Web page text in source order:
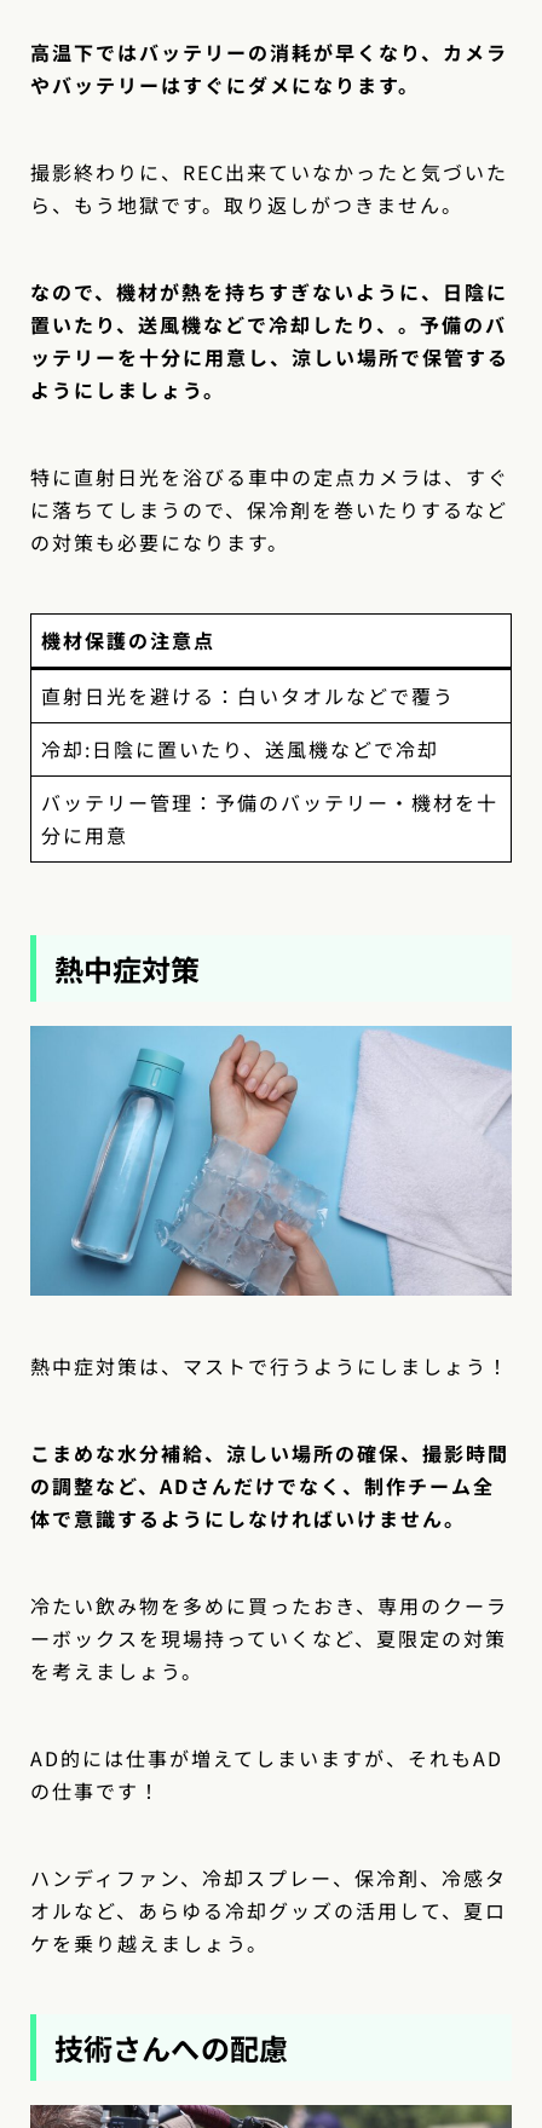
高温下ではバッテリーの消耗が早くなり、カメラ
やバッテリーはすぐにダメになります。
撮影終わりに、REC出来ていなかったと気づいた
ら、もう地獄です。取り返しがつきません。
なので、機材が熱を持ちすぎないように、日陰に
置いたり、送風機などで冷却したり、。予備のバ
ッテリーを十分に用意し、涼しい場所で保管する
ようにしましょう。
特に直射日光を浴びる車中の定点カメラは、すぐ
に落ちてしまうので、保冷剤を巻いたりするなど
の対策も必要になります。
機材保護の注意点
直射日光を避ける：白いタオルなどで覆う
冷却:日陰に置いたり、送風機などで冷却
バッテリー管理：予備のバッテリー・機材を十
分に用意
熱中症対策
熱中症対策は、マストで行うようにしましょう！
こまめな水分補給、涼しい場所の確保、撮影時間
の調整など、ADさんだけでなく、制作チーム全
体で意識するようにしなければいけません。
冷たい飲み物を多めに買ったおき、専用のクーラ
ーボックスを現場持っていくなど、夏限定の対策
を考えましょう。
AD的には仕事が増えてしまいますが、それもAD
の仕事です！
ハンディファン、冷却スプレー、保冷剤、冷感タ
オルなど、あらゆる冷却グッズの活用して、夏ロ
ケを乗り越えましょう。
技術さんへの配慮